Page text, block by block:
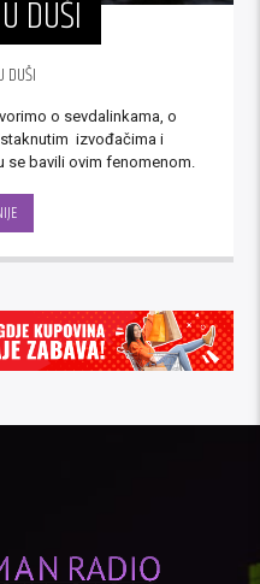
DUŠI
DUŠI
o sevdalinkama, o
izvođačima i
bavili ovim fenomenom.